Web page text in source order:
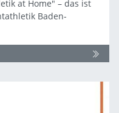
at Home" – das ist
Baden-